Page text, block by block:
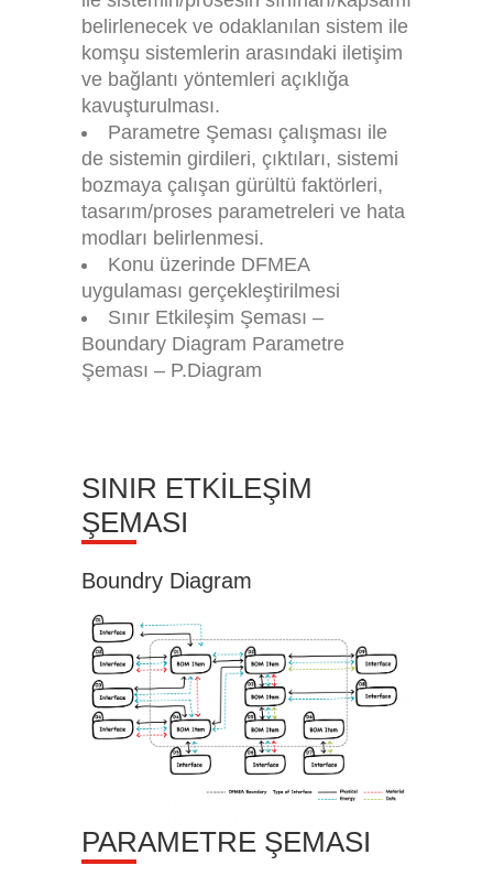
belirlenecek ve odaklanılan sistem ile
komşu sistemlerin arasındaki iletişim
ve bağlantı yöntemleri açıklığa
kavuşturulması.
Parametre Şeması çalışması ile
de sistemin girdileri, çıktıları, sistemi
bozmaya çalışan gürültü faktörleri,
tasarım/proses parametreleri ve hata
modları belirlenmesi.
Konu üzerinde DFMEA
uygulaması gerçekleştirilmesi
Sınır Etkileşim Şeması –
Boundary Diagram Parametre
Şeması – P.Diagram
SINIR ETKİLEŞİM
ŞEMASI
Boundry Diagram
PARAMETRE ŞEMASI